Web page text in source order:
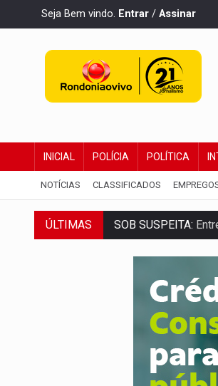
Seja Bem vindo. Entrar / Assinar
INICIAL POLÍCIA POLÍTICA
NOTÍCIAS CLASSIFICADOS
ÚLTIMAS
SOB SUSPEITA:
ARTIGO:Reter até
DO HOSPITAL AO
EXPANSÃO:Grupo
ROTA GLOBAL:
CONEXÃO
EXTENSÃO DE